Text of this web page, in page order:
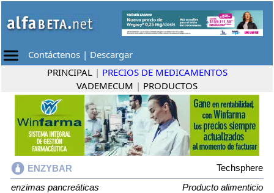
Contáctenos | Descargar
PRINCIPAL | PRECIOS DE MEDICAMENTOS
VADEMECUM | PRODUCTOS
ENZYBAR
Techsphere
enzimas pancreáticas
Producto alimenticio